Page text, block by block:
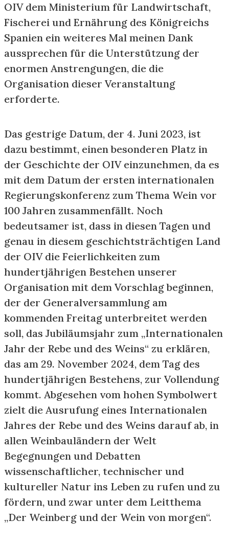
OIV dem Ministerium für Landwirtschaft,
Fischerei und Ernährung des Königreichs
Spanien ein weiteres Mal meinen Dank
aussprechen für die Unterstützung der
enormen Anstrengungen, die die
Organisation dieser Veranstaltung
erforderte.
Das gestrige Datum, der 4. Juni 2023, ist
dazu bestimmt, einen besonderen Platz in
der Geschichte der OIV einzunehmen, da es
mit dem Datum der ersten internationalen
Regierungskonferenz zum Thema Wein vor
100 Jahren zusammenfällt. Noch
bedeutsamer ist, dass in diesen Tagen und
genau in diesem geschichtsträchtigen Land
der OIV die Feierlichkeiten zum
hundertjährigen Bestehen unserer
Organisation mit dem Vorschlag beginnen,
der der Generalversammlung am
kommenden Freitag unterbreitet werden
soll, das Jubiläumsjahr zum „Internationalen
Jahr der Rebe und des Weins“ zu erklären,
das am 29. November 2024, dem Tag des
hundertjährigen Bestehens, zur Vollendung
kommt. Abgesehen vom hohen Symbolwert
zielt die Ausrufung eines Internationalen
Jahres der Rebe und des Weins darauf ab, in
allen Weinbauländern der Welt
Begegnungen und Debatten
wissenschaftlicher, technischer und
kultureller Natur ins Leben zu rufen und zu
fördern, und zwar unter dem Leitthema
„Der Weinberg und der Wein von morgen“.